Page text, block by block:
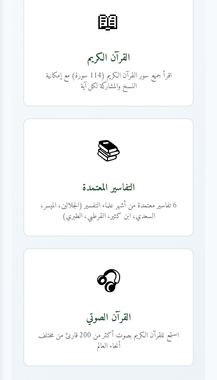
📖
القرآن الكريم
اقرأ جميع سور القرآن الكريم (114 سورة) مع إمكانية
النسخ والمشاركة لكل آية
📚
التفاسير المعتمدة
6 تفاسير معتمدة من أشهر علماء التفسير (الجلالين، الميسر،
السعدي، ابن كثير، القرطبي، الطبري)
🎧
القرآن الصوتي
استمع للقرآن الكريم بصوت أكثر من 200 قارئ من مختلف
أنحاء العالم